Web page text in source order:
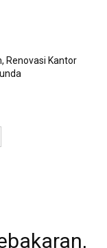
Renovasi Kantor